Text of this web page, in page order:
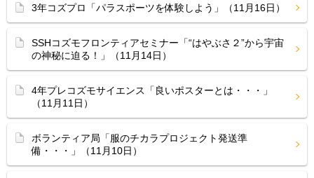
3年コズプロ「パラスポーツを体験しよう」（11月16日）
SSHコズモフロンティアセミナー「“はやぶさ２”から宇宙
の神秘に迫る！」（11月14日）
4年プレコズモサイエンス「良いポスターとは・・・」
（11月11日）
ボランティア局「服のチカラプロジェクト発送準
備・・・」（11月10日）